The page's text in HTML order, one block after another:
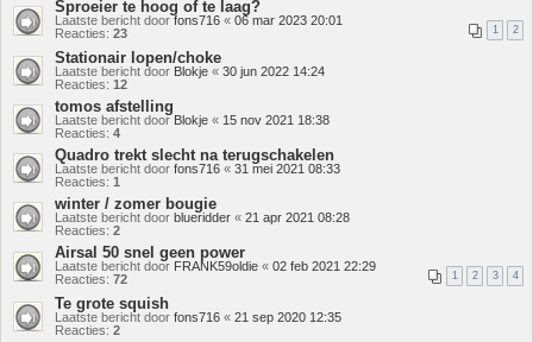
Sproeier te hoog of te laag?
Laatste bericht doorfons716 « 06 mar 2023 20:01
Reacties: 23 1 2
Stationair lopen/choke
Laatste bericht door Blokje « 30 jun 2022 14:24
Reacties: 12
tomos afstelling
Laatste bericht door Blokje « 15 nov 2021 18:38
Reacties: 4
Quadro trekt slecht na terugschakelen
Laatste bericht door fons716 « 31 mei 2021 08:33
Reacties: 1
winter / zomer bougie
Laatste bericht door blueridder « 21 apr 2021 08:28
Reacties: 2
Airsal 50 snel geen power
Laatste bericht door FRANK59oldie « 02 feb 2021 22:29
Reacties: 72 1 2 3 4
Te grote squish
Laatste bericht door fons716 « 21 sep 2020 12:35
Reacties: 2